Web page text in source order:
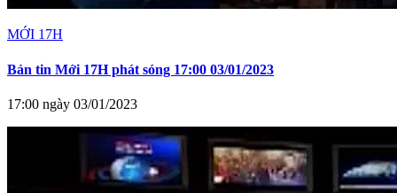
MỚI 17H
Bản tin Mới 17H phát sóng 17:00 03/01/2023
17:00 ngày 03/01/2023